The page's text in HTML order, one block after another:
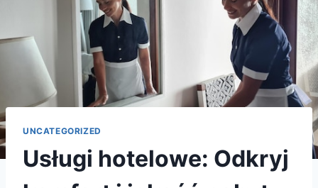
UNCATEGORIZED
Usługi hotelowe: Odkryj